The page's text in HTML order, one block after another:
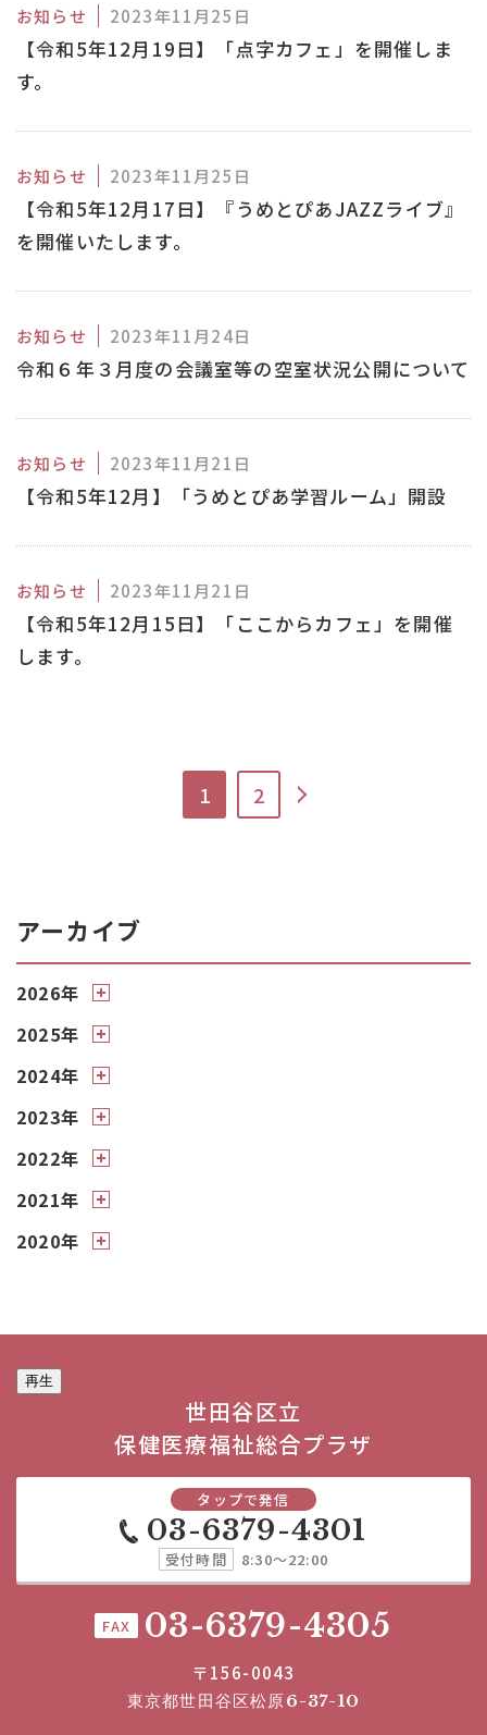
お知らせ 2023年11月25日
【令和5年12月19日】「点字カフェ」を開催しま
す。
お知らせ 2023年11月25日
【令和5年12月17日】『うめとぴあJAZZライブ』
を開催いたします。
お知らせ 2023年11月24日
令和６年３月度の会議室等の空室状況公開について
お知らせ 2023年11月21日
【令和5年12月】「うめとぴあ学習ルーム」開設
お知らせ 2023年11月21日
【令和5年12月15日】「ここからカフェ」を開催
します。
1 2 >
アーカイブ
2026年
2025年
2024年
2023年
2022年
2021年
2020年
再生
世田谷区立
保健医療福祉総合プラザ
タップで発信
03-6379-4301
受付時間 8:30～22:00
FAX 03-6379-4305
〒156-0043
東京都世田谷区松原6-37-10